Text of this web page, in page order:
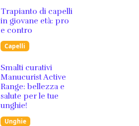
Trapianto di capelli
in giovane età: pro
e contro
Capelli
Smalti curativi
Manucurist Active
Range: bellezza e
salute per le tue
unghie!
Unghie